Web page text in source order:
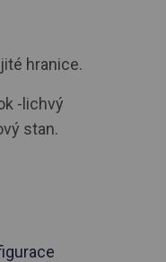
hranice.
-lichvý
stan.